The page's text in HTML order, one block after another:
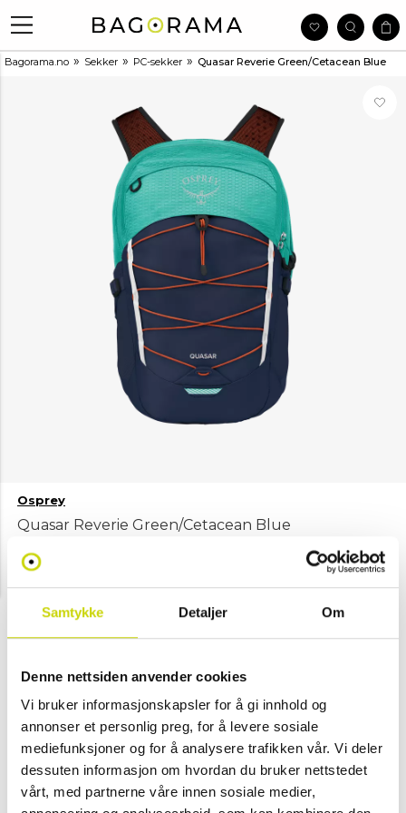
Samtykke Detaljer Om
Denne nettsiden anvender cookies
Vi bruker informasjonskapsler for å gi innhold og
annonser et personlig preg, for å levere sosiale
mediefunksjoner og for å analysere trafikken vår. Vi deler
dessuten informasjon om hvordan du bruker nettstedet
vårt, med partnerne våre innen sosiale medier,
Bagorama.no » Sekker » PC-sekker » Quasar Reverie Green/Cetacean Blue
Osprey
Quasar Reverie Green/Cetacean Blue
NOK 1,149
Green Blue
butikk)
Se lagerstatus i butikk